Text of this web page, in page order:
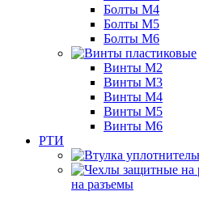
Болты М4
Болты М5
Болты М6
Винты М2
Винты М3
Винты М4
Винты М5
Винты М6
РТИ
на разъемы